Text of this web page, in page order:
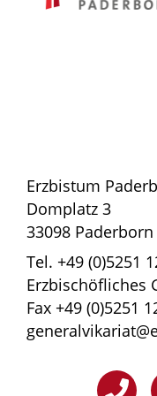
Erzbistum
Domplatz 3
33098 Paderborn
Tel. +49 (0)5251
Erzbischöfliches
Fax +49 (0)5251